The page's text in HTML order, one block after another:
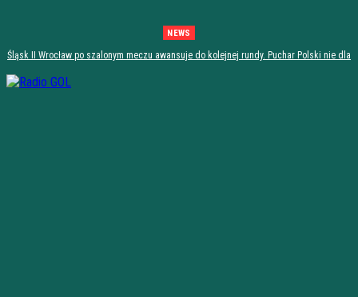
NEWS
Śląsk II Wrocław po szalonym meczu awansuje do kolejnej rundy. Puchar Polski nie dla